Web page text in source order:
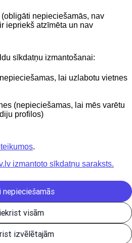
(obligāti nepieciešamās, nav
iepriekš atzīmēta un nav
sīkdatņu izmantošanai:
lai uzlabotu vietnes
(nepieciešamas, lai mēs varētu
profilos)
.
izmantoto sīkdatņu saraksts.
izvēlētajām
visām
nepieciešamās
paziņojums
Kontakti
dienesta tālrunis:
Sekojiet mums
Lejupielādejiet
birojs | Informācijas pārpublicēšanas
informācijas sistēmu obligāta. |